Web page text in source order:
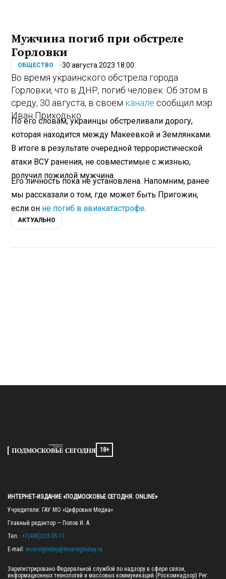
Мужчина погиб при обстреле
Горловки
ОБЩЕСТВО 30 августа 2023 18:00
Во время украинского обстрела города
Горловки, что в ДНР, погиб человек. Об этом в
среду, 30 августа, в своем канале сообщил мэр
Иван Приходько.
По его словам, украинцы обстреливали дорогу,
которая находится между Макеевкой и Землянками.
В итоге в результате очередной террористической
атаки ВСУ ранения, не совместимые с жизнью,
получил пожилой мужчина.
Его личность пока не установлена. Напомним, ранее
мы рассказали о том, где может быть Пригожин,
если он не погиб в авиакатастрофе.
АКТУАЛЬНО
18+
ИНТЕРНЕТ-ИЗДАНИЕ «ПОДМОСКОВЬЕ СЕГОДНЯ. ONLINE»
Учредители: ГАУ МО «Цифровые Медиа»
Главный редактор — Попов И. А.
Тел.: +7(495)223-35-11
E-mail: mosregtoday@mosregtoday.ru
Зарегистрировано Федеральной службой по надзору в сфере связи,
информационных технологий и массовых коммуникаций (Роскомнадзор) Рег.